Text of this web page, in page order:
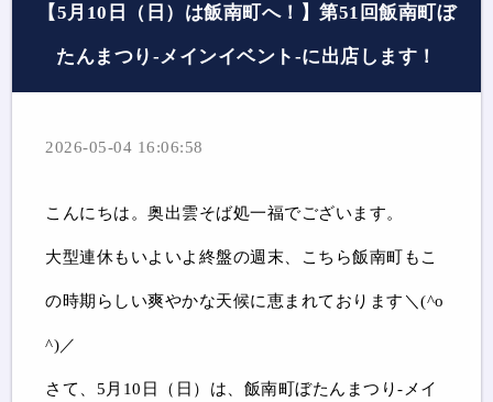
【5月10日（日）は飯南町へ！】第51回飯南町ぼ
たんまつり-メインイベント-に出店します！
2026-05-04 16:06:58
こんにちは。奥出雲そば処一福でございます。
大型連休もいよいよ終盤の週末、こちら飯南町もこ
の時期らしい爽やかな天候に恵まれております＼(^o
^)／
さて、5月10日（日）は、飯南町ぼたんまつり-メイ